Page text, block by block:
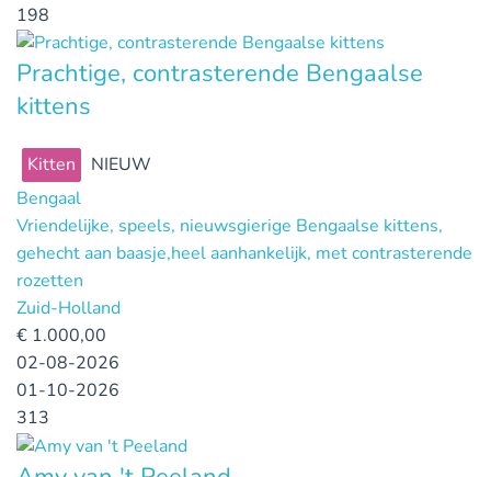
198
Prachtige, contrasterende Bengaalse
kittens
Kitten
NIEUW
Bengaal
Vriendelijke, speels, nieuwsgierige Bengaalse kittens,
gehecht aan baasje,heel aanhankelijk, met contrasterende
rozetten
Zuid-Holland
€ 1.000,00
02-08-2026
01-10-2026
313